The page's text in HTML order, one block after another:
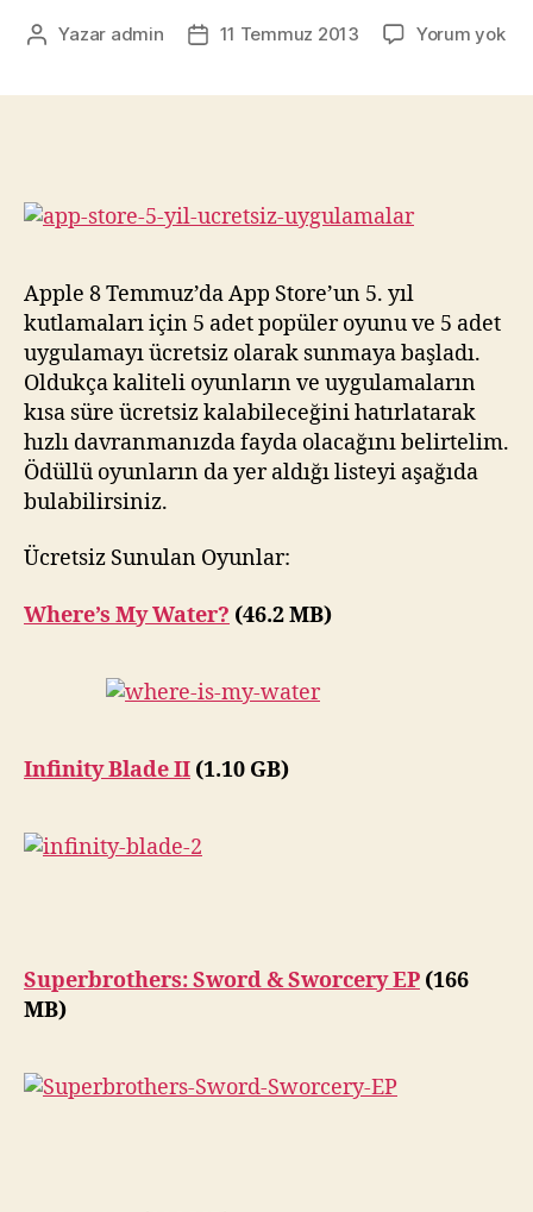
Yazının
Yazar admin
Yazı11 Temmuz 2013 Yorum yok
Apple 8 Temmuz’da App Store’un 5. yıl
kutlamaları için 5 adet popüler oyunu ve 5 adet
uygulamayı ücretsiz olarak sunmaya başladı.
Oldukça kaliteli oyunların ve uygulamaların
kısa süre ücretsiz kalabileceğini hatırlatarak
hızlı davranmanızda fayda olacağını belirtelim.
Ödüllü oyunların da yer aldığı listeyi aşağıda
bulabilirsiniz.
Ücretsiz Sunulan Oyunlar:
Where’s My Water? (46.2 MB)
Infinity Blade II (1.10 GB)
Superbrothers: Sword & Sworcery EP (166
MB)